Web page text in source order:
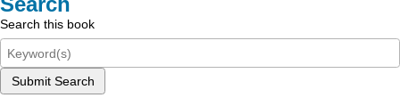
Search this book
Submit Search